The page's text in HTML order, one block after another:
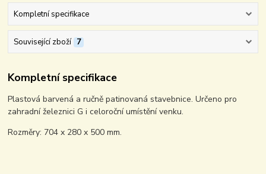
Kompletní specifikace
Související zboží 7
Kompletní specifikace
Plastová barvená a ručně patinovaná stavebnice. Určeno pro
zahradní železnici G i celoroční umístění venku.
Rozměry: 704 x 280 x 500 mm.